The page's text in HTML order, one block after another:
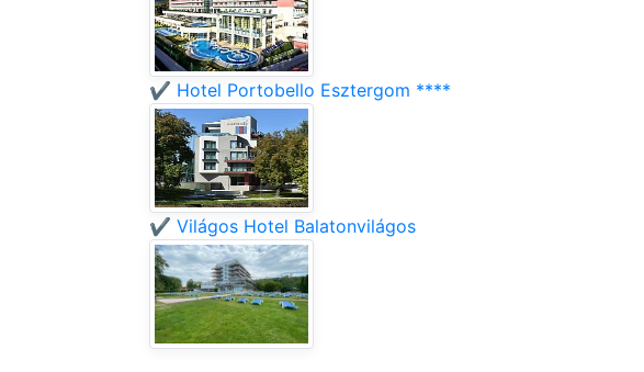
✔️ Hotel Portobello Esztergom ****
✔️ Világos Hotel Balatonvilágos